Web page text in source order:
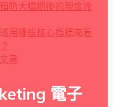
防大檔期後的現金流
用哪些核心指標來看
章
電子